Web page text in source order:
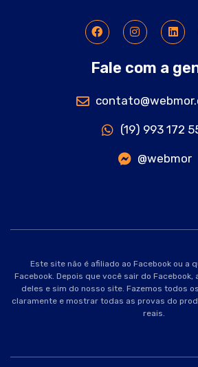
Fale com a
(19) 993 172
@webmor
Este site não é afiliado ao Facebook ou a
Facebook. Depois que você sair do Facebook,
deles e sim do nosso site. Fazemos todos
claramente e mostrar todas as provas do
reais.